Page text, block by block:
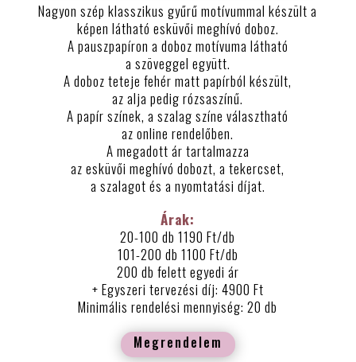
Nagyon szép klasszikus gyűrű motívummal készült a
képen látható esküvői meghívó doboz.
A pauszpapíron a doboz motívuma látható
a szöveggel együtt.
A doboz teteje fehér matt papírból készült,
az alja pedig rózsaszínű.
A papír színek, a szalag színe választható
az online rendelőben.
A megadott ár tartalmazza
az esküvői meghívó dobozt, a tekercset,
a szalagot és a nyomtatási díjat.
Árak:
20-100 db 1190 Ft/db
101-200 db 1100 Ft/db
200 db felett egyedi ár
+ Egyszeri tervezési díj: 4900 Ft
Minimális rendelési mennyiség: 20 db
Megrendelem